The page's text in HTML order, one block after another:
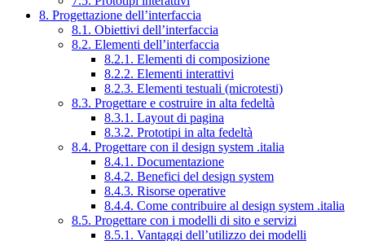
8. Progettazione dell’interfaccia
8.1. Obiettivi dell’interfaccia
8.2. Elementi dell’interfaccia
8.2.1. Elementi di composizione
8.2.2. Elementi interattivi
8.2.3. Elementi testuali (microtesti)
8.3. Progettare e costruire in alta fedeltà
8.3.1. Layout di pagina
8.3.2. Prototipi in alta fedeltà
8.4. Progettare con il design system .italia
8.4.1. Documentazione
8.4.2. Benefici del design system
8.4.3. Risorse operative
8.4.4. Come contribuire al design system .italia
8.5. Progettare con i modelli di sito e servizi
8.5.1. Vantaggi dell’utilizzo dei modelli